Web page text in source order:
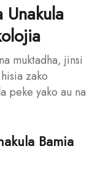
muktadha, jinsi
zako
peke yako au na
Bamia